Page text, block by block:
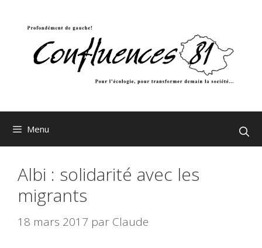
Menu
Albi : solidarité avec les
migrants
18 mars 2017 par Claude